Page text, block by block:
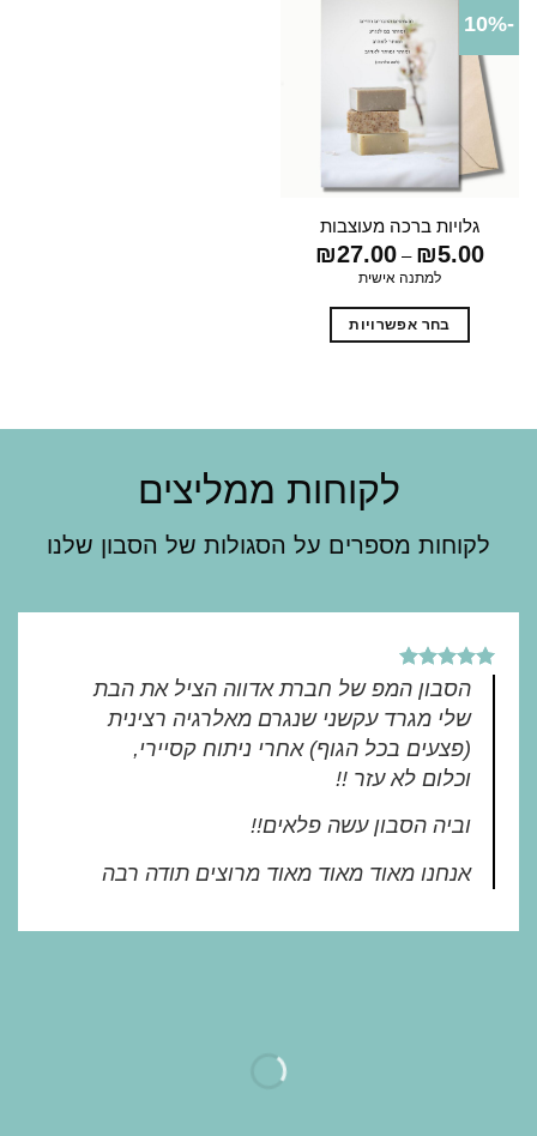
-10%
גלויות ברכה מעוצבות
₪5.00
–
₪27.00
למתנה אישית
בחר אפשרויות
סוגים.
ניתן
את
בעמוד
לקוחות ממליצים
לקוחות מספרים על הסגולות של הסבון שלנו
הסבון המפ של חברת אדווה הציל את הבת
שלי מגרד עקשני שנגרם מאלרגיה רצינית
(פצעים בכל הגוף) אחרי ניתוח קסיירי,
וכלום לא עזר !!
וביה הסבון עשה פלאים!!
אנחנו מאוד מאוד מאוד מרוצים תודה רבה